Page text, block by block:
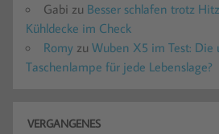
Gabi zu Besser schlafen trotz
Kühldecke im Check
Romy zu Wuben X5 im Test:
Taschenlampe für jede Lebenslage?
VERGANGENES